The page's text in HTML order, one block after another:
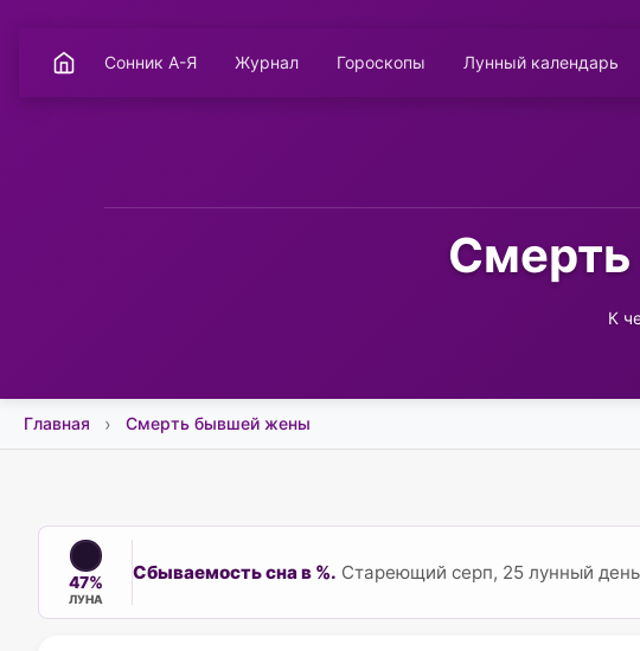
Сонник А-Я Журнал Гороскопы Лунный календарь
К
Главная Смерть бывшей жены
47%
ЛУНА
Сбываемость сна в %. Стареющий серп, 25 лунный